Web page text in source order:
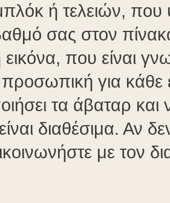
ή τελειών, που
σας στον
που είναι
για κάθε
τα άβαταρ και
διαθέσιμα. Αν
με τον